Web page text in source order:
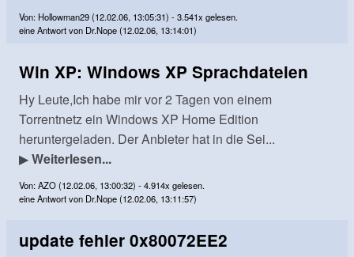
Von: Hollowman29 (12.02.06, 13:05:31) - 3.541x gelesen.
eine Antwort von Dr.Nope (12.02.06, 13:14:01)
Win XP: Windows XP Sprachdateien
Hy Leute,Ich habe mir vor 2 Tagen von einem
Torrentnetz ein Windows XP Home Edition
heruntergeladen. Der Anbieter hat in die Sei...
▶Weiterlesen...
Von: AZO (12.02.06, 13:00:32) - 4.914x gelesen.
eine Antwort von Dr.Nope (12.02.06, 13:11:57)
update fehler 0x80072EE2